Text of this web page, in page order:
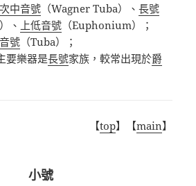
次中音號 （Wagner Tuba）、長號
、 上低音號 （Euphonium）；
號 （Tuba）；
要樂器是長號家族，較常出現於爵
【top】【main】
小號